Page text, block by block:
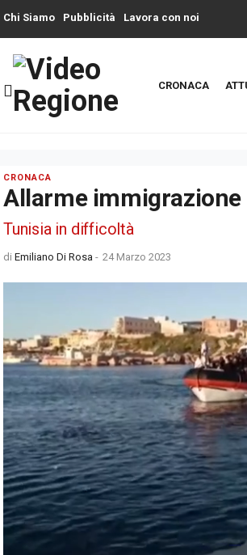
Chi Siamo Pubblicità Lavora con noi
CRONACA
CRONACA
Allarme immigrazione
Tunisia in difficoltà
di Emiliano Di Rosa - 24 Marzo 2023